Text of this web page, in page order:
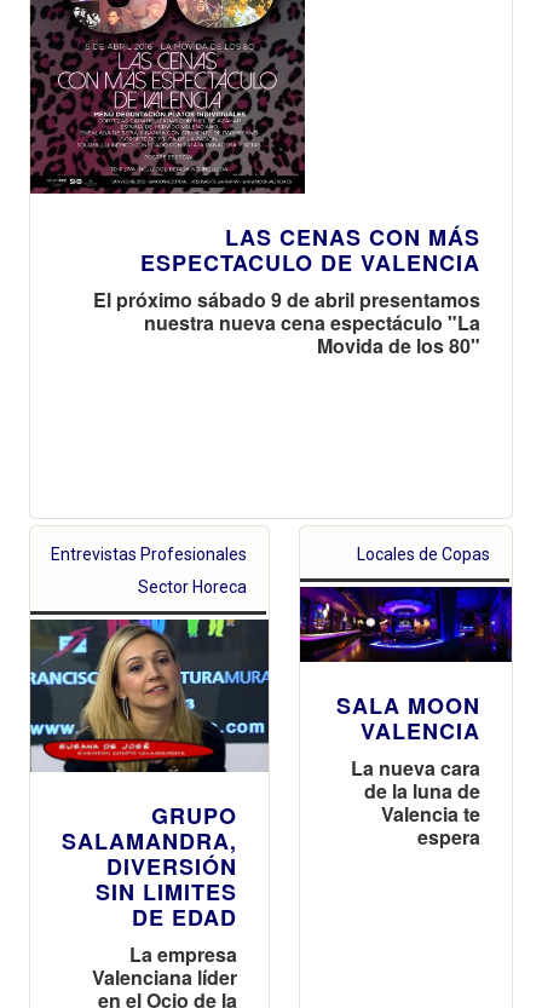
LAS CENAS CON MÁS
ESPECTACULO DE VALENCIA
El próximo sábado 9 de abril presentamos
nuestra nueva cena espectáculo "La
Movida de los 80"
Entrevistas Profesionales
Sector Horeca
GRUPO
SALAMANDRA,
DIVERSIÓN
SIN LIMITES
DE EDAD
La empresa
Valenciana líder
en el Ocio de la
Locales de Copas
SALA MOON
VALENCIA
La nueva cara
de la luna de
Valencia te
espera